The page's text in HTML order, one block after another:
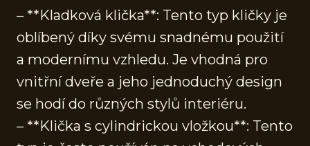
– **Kladková klička**: Tento typ kličky je
oblíbený díky svému snadnému použití
a modernímu vzhledu. Je vhodná pro
vnitřní dveře a jeho jednoduchý design
se hodí do různých stylů interiéru.
– **Klička s cylindrickou vložkou**: Tento